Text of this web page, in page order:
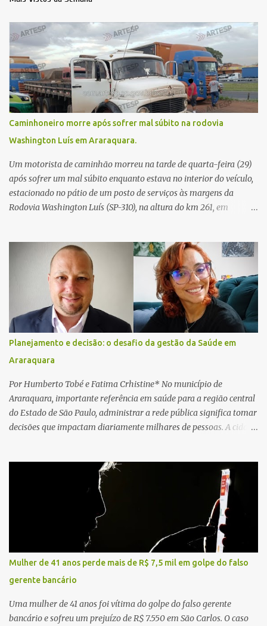
Caminhoneiro morre após sofrer mal súbito na rodovia
Washington Luís em Araraquara.
Um motorista de caminhão morreu na tarde de quarta-feira (29)
após sofrer um mal súbito enquanto estava no interior do veículo,
estacionado no pátio de um posto de serviços às margens da
Rodovia Washington Luís (SP-310), na altura do km 261, em
relatos de que havia um condutor inconsciente dentro de um
caminhão. Equipes de resgate foram rapidamente deslocadas ao
local e encontraram a vítima em parada cardiorrespiratória. Os
socorristas iniciaram imediatamente as manobras de reanimação
cardiopulmonar (RCP), porém, apesar de todos os esforços, o
motorista não respondeu aos procedimentos. Às 17h03, médicos
da Unidade de Suporte Avançado constataram o óbito da vítima.
Fonte: São Carlos Agora
Planejamento e decisão: o desafio da gestão da Saúde em
Araraquara
Por Humberto Tobé e Fatima Crhistine* No município de
Araraquara, importante referência em saúde para a região central
do Estado de São Paulo, administrar a rede pública significa tomar
decisões que impactam diariamente milhares de pessoas. A cidade
município, mas também de diversas cidades do entorno,
ampliando significativamente a responsabilidade da gestão sobre
o Sistema Único de Saúde (SUS). Nos últimos anos, o Governo
Federal tem ampliado investimentos destinados ao fortalecimento
da atenção básica, da infraestrutura hospitalar e da
regionalização dos serviços de saúde. Entretanto, em um cenário
de demandas crescentes e recursos necessariamente limitados, a
principal missão da gestão pública não é apenas investir mais,
mas decidir melhor onde investir para produzir o maior benefício
possível à população. Essa reflexão encontra respaldo tanto na
teoria da admini...
Mulher de 41 anos perde mais de R$ 7,5 mil em golpe do falso
gerente bancário
Uma mulher de 41 anos foi vítima do golpe do falso gerente
bancário e sofreu um prejuízo de R$ 7.550 em São Carlos. O caso